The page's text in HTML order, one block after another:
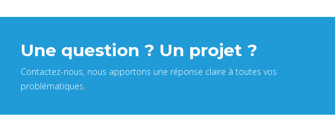
Une question ? Un projet ?
Contactez-nous, nous apportons une réponse claire à toutes vos
problématiques.